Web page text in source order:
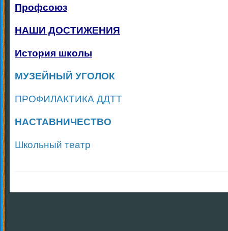
Профсоюз
НАШИ ДОСТИЖЕНИЯ
История школы
МУЗЕЙНЫЙ УГОЛОК
ПРОФИЛАКТИКА ДДТТ
НАСТАВНИЧЕСТВО
Школьный театр